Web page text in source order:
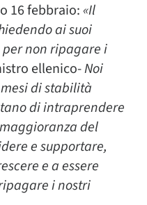
16 febbraio: «Il
ai suoi
non ripagare i
ellenico-Noi
di stabilità
di intraprendere
del
e supportare,
e a essere
i nostri